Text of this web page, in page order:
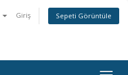
Giriş Sepeti Görüntüle